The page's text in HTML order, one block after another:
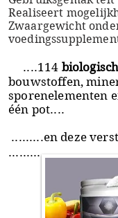
Realiseert
Zwaargewicht
....114
bouwstoffen,
sporenelementen
één pot....
.........en deze
.........